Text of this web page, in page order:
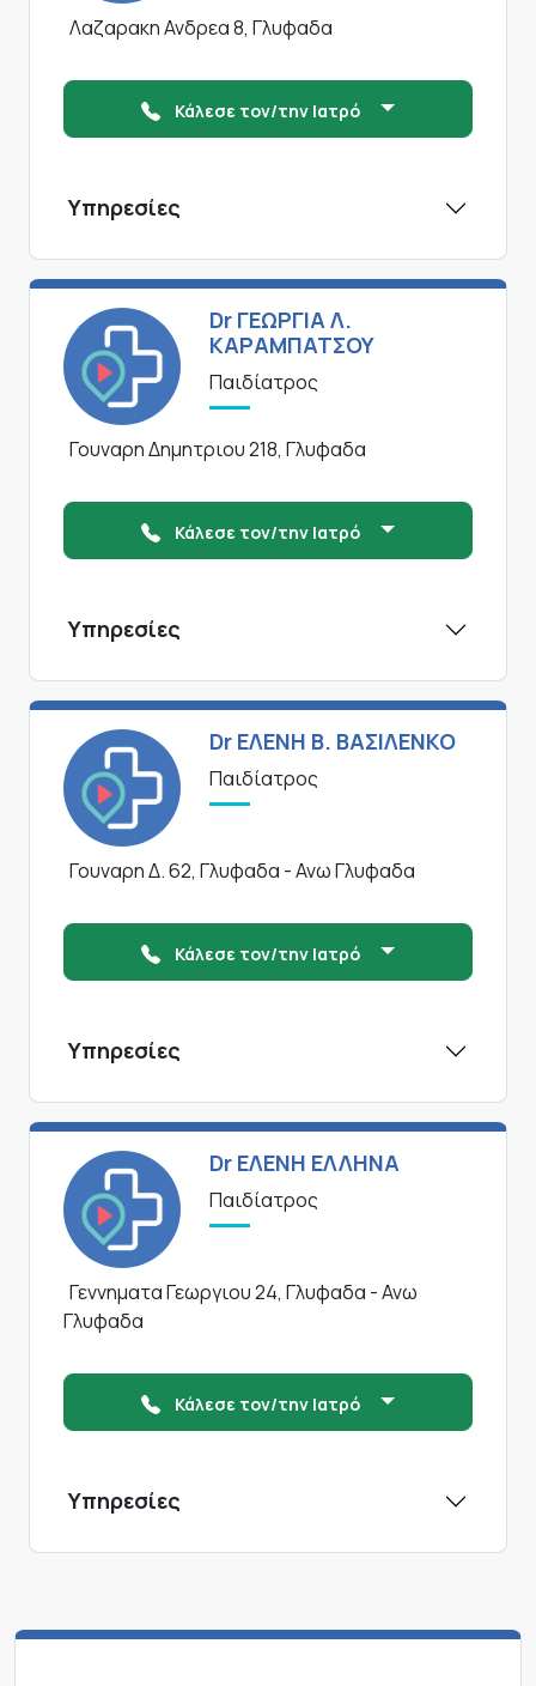
Λαζαρακη Ανδρεα 8, Γλυφαδα
Κάλεσε τον/την Ιατρό
Υπηρεσίες
Dr ΓΕΩΡΓΙΑ Λ.
ΚΑΡΑΜΠΑΤΣΟΥ
Παιδίατρος
Γουναρη Δημητριου 218, Γλυφαδα
Κάλεσε τον/την Ιατρό
Υπηρεσίες
Dr ΕΛΕΝΗ Β. ΒΑΣΙΛΕΝΚΟ
Παιδίατρος
Γουναρη Δ. 62, Γλυφαδα - Ανω Γλυφαδα
Κάλεσε τον/την Ιατρό
Υπηρεσίες
Dr ΕΛΕΝΗ ΕΛΛΗΝΑ
Παιδίατρος
Γεννηματα Γεωργιου 24, Γλυφαδα - Ανω
Γλυφαδα
Κάλεσε τον/την Ιατρό
Υπηρεσίες